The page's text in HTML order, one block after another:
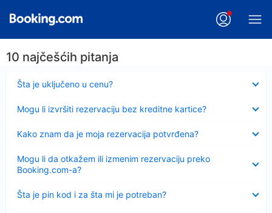
10 najčešćih pitanja
Šta je uključeno u cenu?
Sažeto
Mogu li izvršiti rezervaciju bez kreditne kartice?
Kako znam da je moja rezervacija potvrđena?
Mogu li da otkažem ili izmenim rezervaciju preko
Booking.com-a?
Šta je pin kod i za šta mi je potreban?
Sažeto